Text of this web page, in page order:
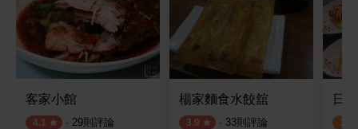
客家小館
4.1 · 29則評論
楊家麵食水餃舘
3.9 · 33則評論
日
3.2